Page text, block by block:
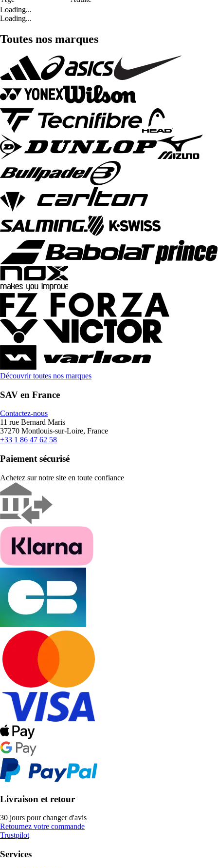
Loading...
Loading...
Toutes nos marques
Découvrir toutes nos marques
SAV en France
Contactez-nous
11 rue Bernard Maris
37270 Montlouis-sur-Loire, France
+33 1 86 47 62 58
Paiement sécurisé
Achetez sur notre site en toute confiance
Livraison et retour
30 jours pour changer d'avis
Retournez votre commande
Trustpilot
Services